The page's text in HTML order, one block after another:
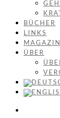
BÜCHER
LINKS
MAGAZIN
ÜBER